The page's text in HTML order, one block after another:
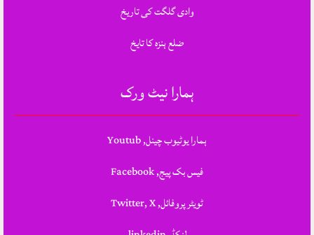
وادی گلگت کی تاریخ
ضلع ہنزہ کا تایخ
ہمارا نیٹ ورک
ہمارا یوٹیوب چینل, Youtub
فیس بک پیج, Facebook
ٹویٹر پروفائل, Twitter, X